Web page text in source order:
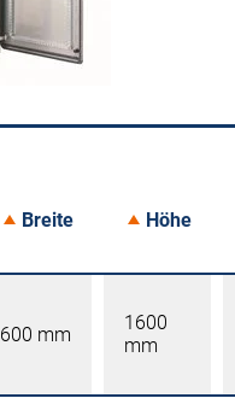
Breite Höhe
600 mm
1600
mm